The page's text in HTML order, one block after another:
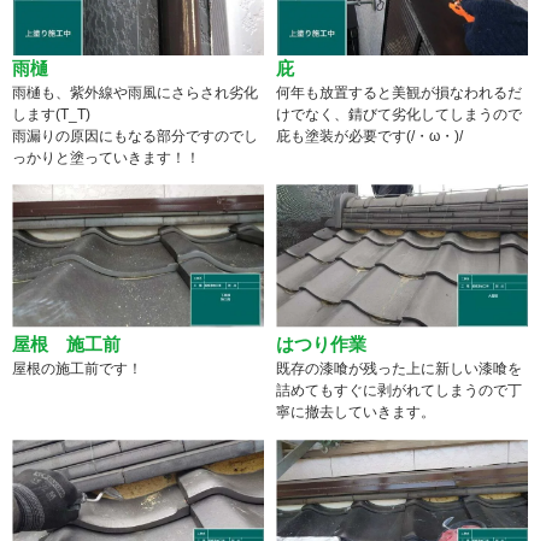
雨樋
雨樋も、紫外線や雨風にさらされ劣化
します(T_T)
雨漏りの原因にもなる部分ですのでし
っかりと塗っていきます！！
庇
何年も放置すると美観が損なわれるだ
けでなく、錆びて劣化してしまうので
庇も塗装が必要です(/・ω・)/
屋根 施工前
屋根の施工前です！
はつり作業
既存の漆喰が残った上に新しい漆喰を
詰めてもすぐに剥がれてしまうので丁
寧に撤去していきます。